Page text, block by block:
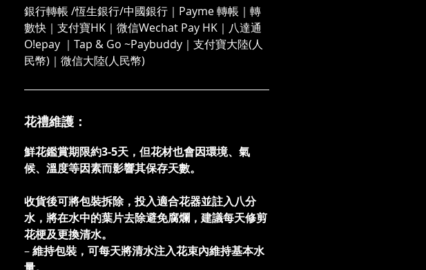
銀行轉帳 /恆生銀行/中國銀行｜Payme 轉帳｜轉
數快｜支付寶HK｜微信Wechat Pay HK｜八達通
O!epay ｜Tap & Go ~Paybuddy｜支付寶大陸(人
民幣)｜微信大陸(人民幣)
花禮維護：
鮮花鑑賞期限約3-5天，但花材也會因環境、氣
候、溫度等因素而影響其保存天數。
收貨後可將包裝拆除，投入適合花器並註入八分
水，將在水中的葉片去除避免腐爛，建議每天修剪
花梗及更換清水。
–維持包裝，可每天將清水注入花束內維持基本水